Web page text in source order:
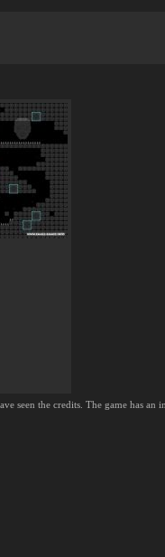
seen the credits. The game has an